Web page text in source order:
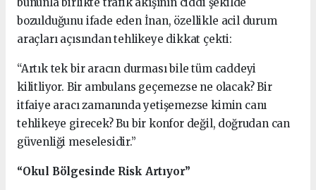
bozulduğunu ifade eden İnan, özellikle acil durum
araçları açısından tehlikeye dikkat çekti:
“Artık tek bir aracın durması bile tüm caddeyi
kilitliyor. Bir ambulans geçemezse ne olacak? Bir
itfaiye aracı zamanında yetişemezse kimin canı
tehlikeye girecek? Bu bir konfor değil, doğrudan can
güvenliği meselesidir.”
“Okul Bölgesinde Risk Artıyor”